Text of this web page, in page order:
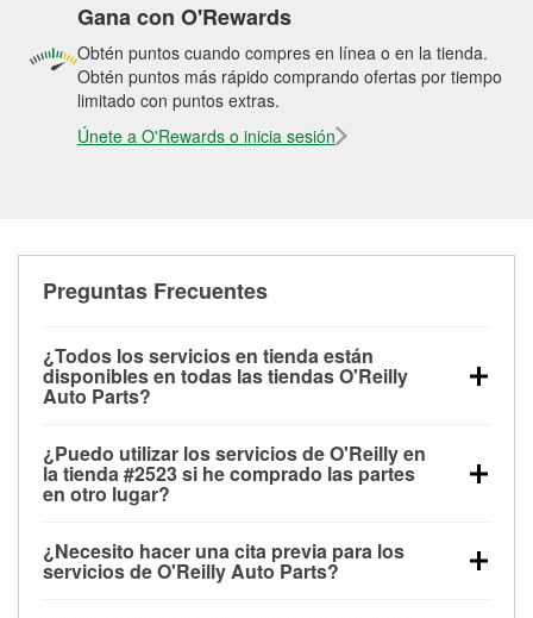
Gana con O'Rewards
Obtén puntos cuando compres en línea o en la tienda.
Obtén puntos más rápido comprando ofertas por tiempo
limitado con puntos extras.
Únete a O'Rewards o inicia sesión
Preguntas Frecuentes
¿Todos los servicios en tienda están
disponibles en todas las tiendas O'Reilly
Auto Parts?
las pruebas de batería, pruebas de alternador y
motor de arranque, revisión de la luz “Check Engine”
con O'Reilly VeriScan® e instalación de
limpiaparabrisas o bombillas, están disponibles en
todas las tiendas O'Reilly Auto Parts. La tienda
¿Puedo utilizar los servicios de O'Reilly en
la tienda #2523 si he comprado las partes
en otro lugar?
de O'Reilly Auto Parts que estén disponibles en la
tienda #2523 de Moscow, ID aunque hayas
¿Necesito hacer una cita previa para los
servicios de O'Reilly Auto Parts?